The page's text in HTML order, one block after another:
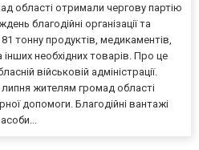
області отримали чергову партію
благодійні організації та
тонну продуктів, медикаментів,
інших необхідних товарів. Про це
військовій адміністрації.
жителям громад області
допомоги. Благодійні вантажі